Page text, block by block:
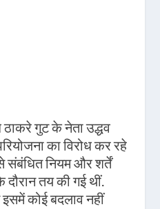
ठाकरे गुट के नेता उद्धव
का विरोध कर रहे
संबंधित नियम और शर्तें
तय की गई थीं.
कोई बदलाव नहीं